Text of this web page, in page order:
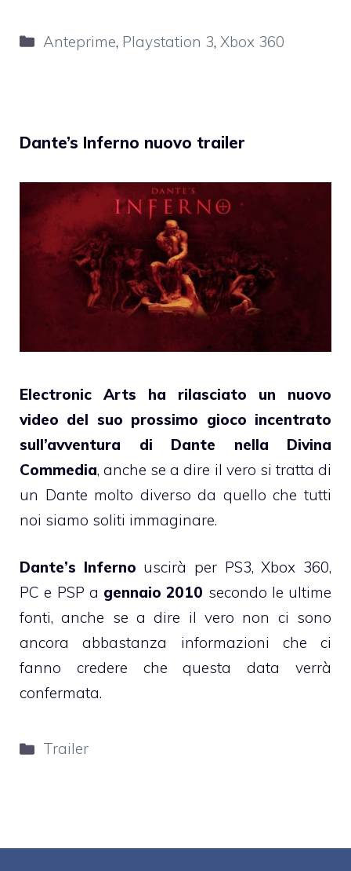
Categorie
Anteprime, Playstation 3, Xbox 360
Dante’s Inferno nuovo trailer
Electronic Arts ha rilasciato un nuovo
video del suo prossimo gioco incentrato
sull’avventura di Dante nella Divina
Commedia, anche se a dire il vero si tratta di
un Dante molto diverso da quello che tutti
noi siamo soliti immaginare.
Dante’s Inferno uscirà per PS3, Xbox 360,
PC e PSP a gennaio 2010 secondo le ultime
fonti, anche se a dire il vero non ci sono
ancora abbastanza informazioni che ci
fanno credere che questa data verrà
confermata.
Categorie
Trailer